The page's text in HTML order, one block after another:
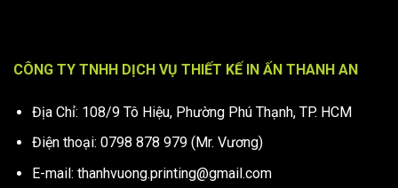
CÔNG TY TNHH DỊCH VỤ THIẾT KẾ IN ẤN THANH AN
Địa Chỉ: 108/9 Tô Hiệu, Phường Phú Thạnh, TP. HCM
Điện thoại: 0798 878 979 (Mr. Vương)
E-mail: thanhvuong.printing@gmail.com